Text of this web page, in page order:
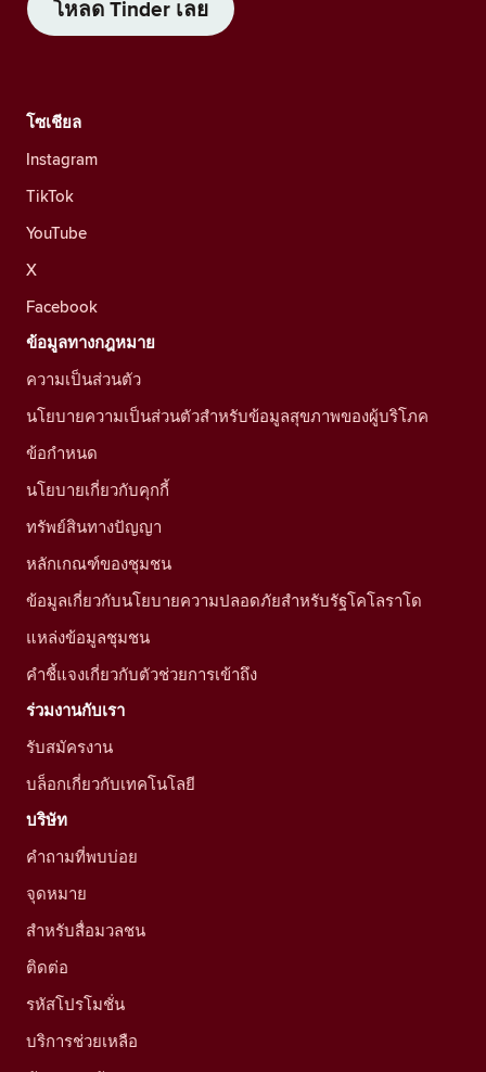
โหลด Tinder เลย
โซเชียล
Instagram
TikTok
YouTube
X
Facebook
ข้อมูลทางกฎหมาย
ความเป็นส่วนตัว
นโยบายความเป็นส่วนตัวสำหรับข้อมูลสุขภาพของผู้บริโภค
ข้อกำหนด
นโยบายเกี่ยวกับคุกกี้
ทรัพย์สินทางปัญญา
หลักเกณฑ์ของชุมชน
ข้อมูลเกี่ยวกับนโยบายความปลอดภัยสำหรับรัฐโคโลราโด
แหล่งข้อมูลชุมชน
คำชี้แจงเกี่ยวกับตัวช่วยการเข้าถึง
ร่วมงานกับเรา
รับสมัครงาน
บล็อกเกี่ยวกับเทคโนโลยี
บริษัท
คำถามที่พบบ่อย
จุดหมาย
สำหรับสื่อมวลชน
ติดต่อ
รหัสโปรโมชั่น
บริการช่วยเหลือ